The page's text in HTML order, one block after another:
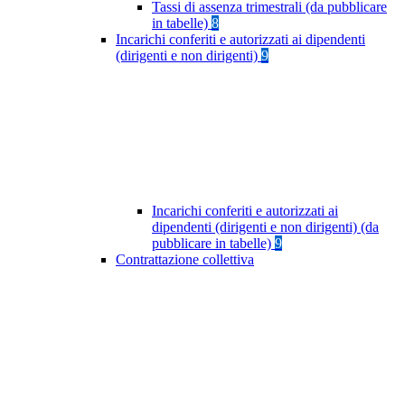
Tassi di assenza trimestrali (da pubblicare
in tabelle) 8
Incarichi conferiti e autorizzati ai dipendenti
(dirigenti e non dirigenti) 9
Incarichi conferiti e autorizzati ai
dipendenti (dirigenti e non dirigenti) (da
pubblicare in tabelle) 9
Contrattazione collettiva